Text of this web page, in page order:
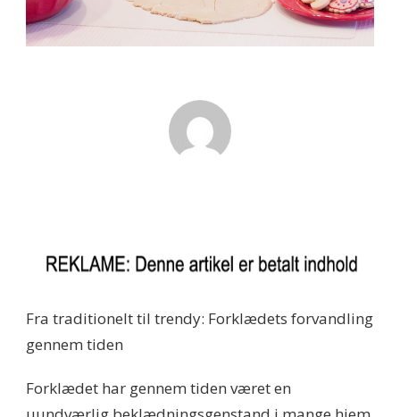
Fra traditionelt til trendy: Forklædets forvandling
gennem tiden
Forklædet har gennem tiden været en